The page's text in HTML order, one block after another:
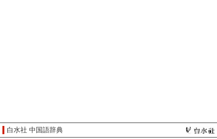
白水社 中国語辞典